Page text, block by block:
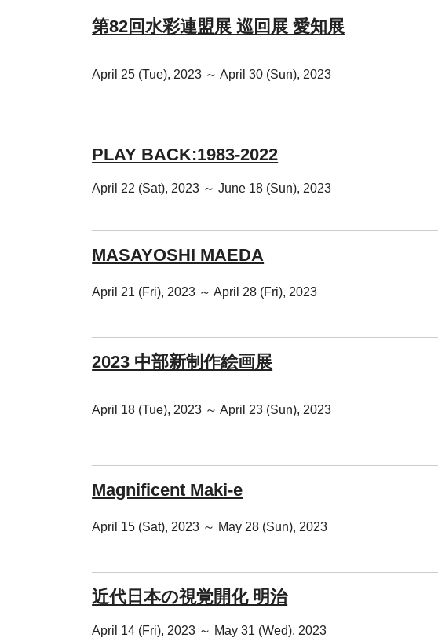
第82回水彩連盟展 巡回展 愛知展
April 25 (Tue), 2023 ～ April 30 (Sun), 2023
PLAY BACK:1983-2022
April 22 (Sat), 2023 ～ June 18 (Sun), 2023
MASAYOSHI MAEDA
April 21 (Fri), 2023 ～ April 28 (Fri), 2023
2023 中部新制作絵画展
April 18 (Tue), 2023 ～ April 23 (Sun), 2023
Magnificent Maki-e
April 15 (Sat), 2023 ～ May 28 (Sun), 2023
近代日本の視覚開化 明治
April 14 (Fri), 2023 ～ May 31 (Wed), 2023